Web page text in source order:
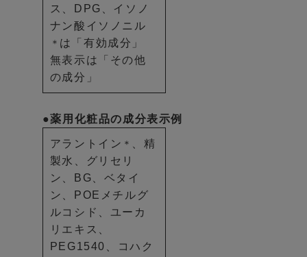
ス、DPG、イソノ
ナン酸イソノニル
＊ は「有効成分」
無表示は「その他
の成分」
●薬用化粧品の成分表示例
アラントイン ＊
、精
製水、グリセリ
ン、BG、ベタイ
ン、POEメチルグ
ルコシド、ユーカ
リエキス、
PEG1540、コハク